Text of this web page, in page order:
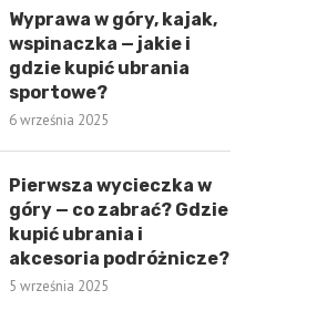
Wyprawa w góry, kajak,
wspinaczka — jakie i
gdzie kupić ubrania
sportowe?
6 września 2025
Pierwsza wycieczka w
góry — co zabrać? Gdzie
kupić ubrania i
akcesoria podróżnicze?
5 września 2025